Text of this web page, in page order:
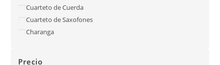
Cuarteto de Cuerda
Cuarteto de Saxofones
Charanga
Precio